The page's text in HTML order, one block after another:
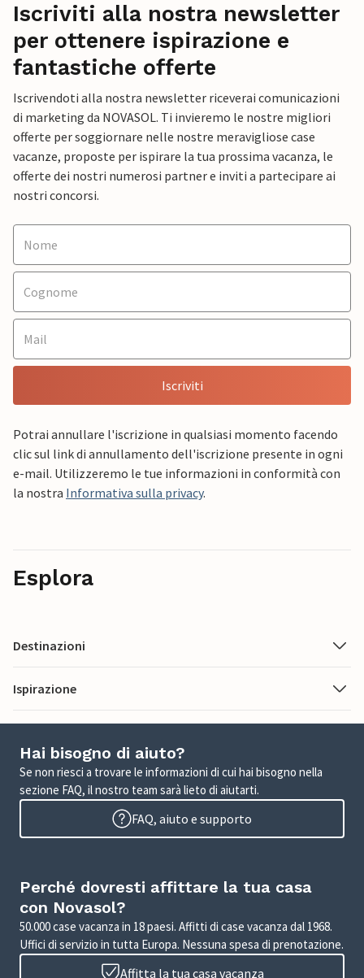
Iscriviti alla nostra newsletter
per ottenere ispirazione e
fantastiche offerte
Iscrivendoti alla nostra newsletter riceverai comunicazioni
di marketing da NOVASOL. Ti invieremo le nostre migliori
offerte per soggiornare nelle nostre meravigliose case
vacanze, proposte per ispirare la tua prossima vacanza, le
offerte dei nostri numerosi partner e inviti a partecipare ai
nostri concorsi.
Iscriviti
Potrai annullare l'iscrizione in qualsiasi momento facendo
clic sul link di annullamento dell'iscrizione presente in ogni
e-mail. Utilizzeremo le tue informazioni in conformità con
la nostra Informativa sulla privacy.
Esplora
Destinazioni
Ispirazione
Hai bisogno di aiuto?
Se non riesci a trovare le informazioni di cui hai bisogno nella
sezione FAQ, il nostro team sarà lieto di aiutarti.
FAQ, aiuto e supporto
Perché dovresti affittare la tua casa
con Novasol?
50.000 case vacanza in 18 paesi. Affitti di case vacanza dal 1968.
Uffici di servizio in tutta Europa. Nessuna spesa di prenotazione.
Affitta la tua casa vacanza